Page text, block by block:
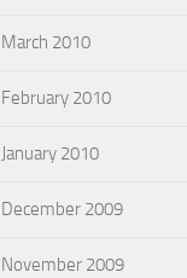
March 2010
February 2010
January 2010
December 2009
November 2009